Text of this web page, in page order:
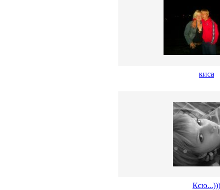
киса
Ксю...)))